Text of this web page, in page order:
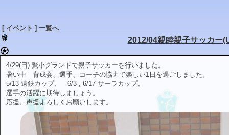
[ イベント ] 一覧へ
2012/04親睦親子サッカー
4/29(日) 鷲小グランドで親子サッカーを行いました。
暑い中 育成会、選手、コーチの協力で楽しい1日を過ごしました。
5/13 遠鉄カップ、 6/3 , 6/17 サーラカップ。
選手の活躍に期待しましょう。
応援、声援よろしくお願いします。